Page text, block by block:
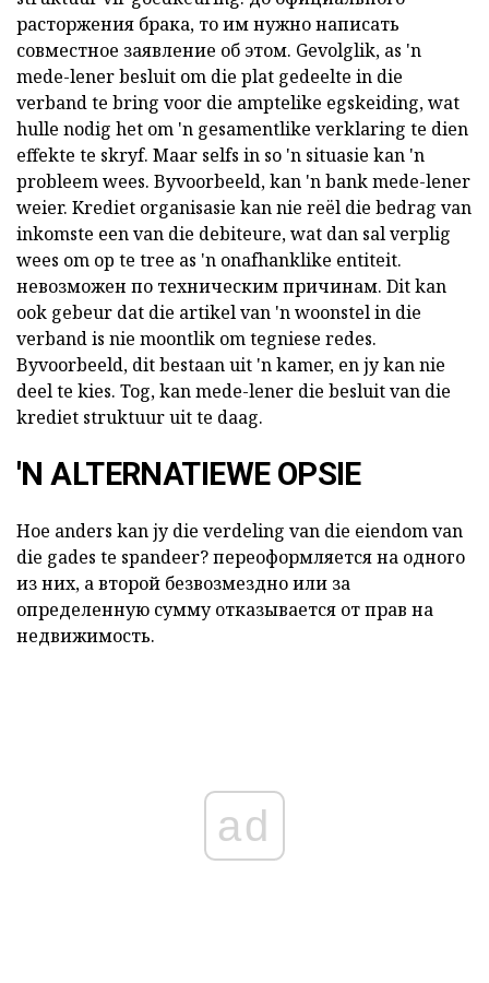
расторжения брака, то им нужно написать
совместное заявление об этом. Gevolglik, as 'n
mede-lener besluit om die plat gedeelte in die
verbandte bring voor die amptelike egskeiding, wat
hulle nodig het om 'n gesamentlike verklaring te dien
effekte te skryf. Maar selfs in so 'n situasie kan 'n
probleem wees. Byvoorbeeld, kan 'n bank mede-lener
weier. Krediet organisasie kan nie reël die bedrag van
inkomste een van die debiteure, wat dan sal verplig
wees om op te tree as 'n onafhanklike entiteit.
невозможен по техническим причинам. Dit kan
ook gebeur dat die artikel van 'n woonstel in die
verbandis nie moontlik om tegniese redes.
Byvoorbeeld, dit bestaan uit 'n kamer, en jy kan nie
deel te kies. Tog, kan mede-lener die besluit van die
krediet struktuur uit te daag.
'N ALTERNATIEWE OPSIE
Hoe anders kan jy die verdeling van die eiendom van
die gades te spandeer?переоформляется на одного
из них, а второй безвозмездно или за
определенную сумму отказывается от прав на
недвижимость.
ad